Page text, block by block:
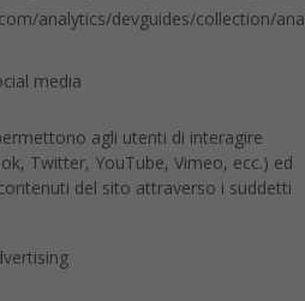
analytics/devguides/collection/
media
agli utenti di interagire
Twitter, YouTube, Vimeo, ecc.) ed
del sito attraverso i suddetti